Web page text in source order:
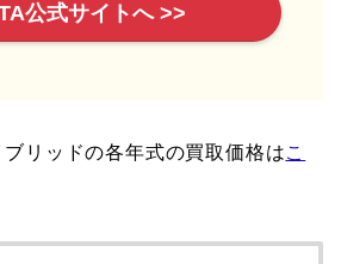
公式サイトへ >>
リッドの各年式の買取価格はこ